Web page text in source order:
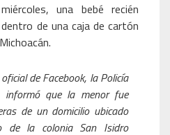
una bebé recién
de una caja de cartón
de Facebook, la Policía
informó que la menor fue
de un domicilio ubicado
de la colonia San Isidro